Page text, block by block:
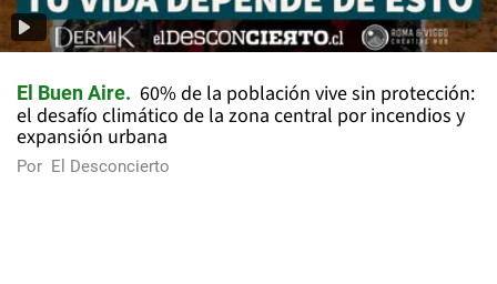
El Buen Aire
60% de la población vive sin protección:
el desafío climático de la zona central por incendios y
expansión urbana
Por El Desconcierto